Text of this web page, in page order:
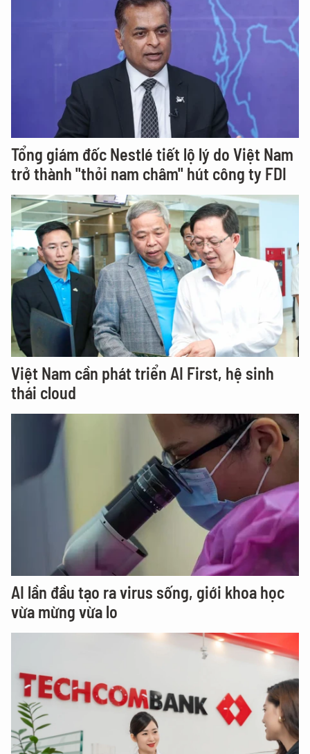
Tổng giám đốc Nestlé tiết lộ lý do Việt Nam
trở thành "thỏi nam châm" hút công ty FDI
Việt Nam cần phát triển AI First, hệ sinh
thái cloud
AI lần đầu tạo ra virus sống, giới khoa học
vừa mừng vừa lo